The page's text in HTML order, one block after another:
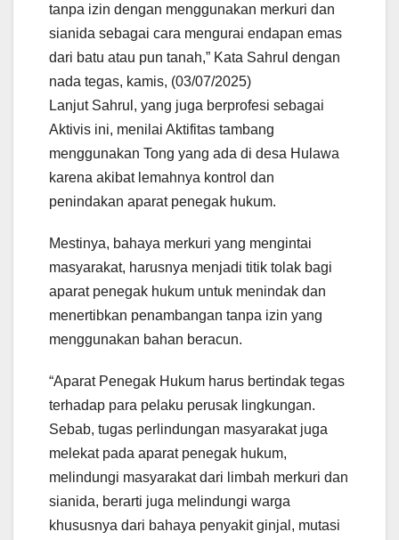
tanpa izin dengan menggunakan merkuri dan
sianida sebagai cara mengurai endapan emas
dari batu atau pun tanah,” Kata Sahrul dengan
nada tegas, kamis, (03/07/2025)
Lanjut Sahrul, yang juga berprofesi sebagai
Aktivis ini, menilai Aktifitas tambang
menggunakan Tong yang ada di desa Hulawa
karena akibat lemahnya kontrol dan
penindakan aparat penegak hukum.
Mestinya, bahaya merkuri yang mengintai
masyarakat, harusnya menjadi titik tolak bagi
aparat penegak hukum untuk menindak dan
menertibkan penambangan tanpa izin yang
menggunakan bahan beracun.
“Aparat Penegak Hukum harus bertindak tegas
terhadap para pelaku perusak lingkungan.
Sebab, tugas perlindungan masyarakat juga
melekat pada aparat penegak hukum,
melindungi masyarakat dari limbah merkuri dan
sianida, berarti juga melindungi warga
khususnya dari bahaya penyakit ginjal, mutasi